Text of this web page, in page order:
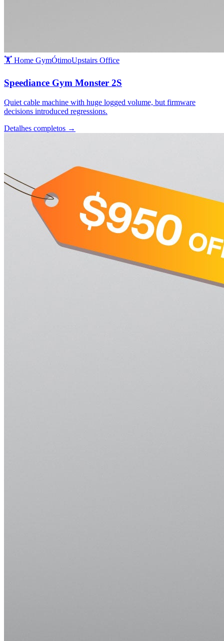
🏋️ Home GymÓtimoUpstairs Office
Speediance Gym Monster 2S
Quiet cable machine with huge logged volume, but firmware
decisions introduced regressions.
Detalhes completos →